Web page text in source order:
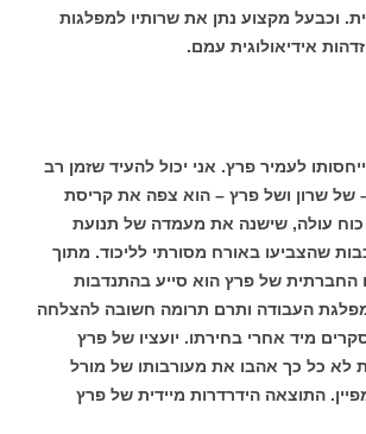
וכבעל מקצוע נתן את שרותיו למפלגות
אידיאולוגית עמם.
לעמיר פרץ. אני יכול להעיד שזמן רב
של שרון ושל פרץ – הוא צפה את קריסת
כוח עולה, שישנה את מעמדה של תנועת
שהצביעו באורח מסורתי לליכוד. מתוך
החברתית של פרץ הוא סייע בהתנדבות
העבודה ותרם תרומה חשובה להצלחה
מיד אחרי בחירתו. יועציו של פרץ
לא כל כך אהבו את מעורבותו של מורל
התוצאה הידרדרות מיידית של פרץ